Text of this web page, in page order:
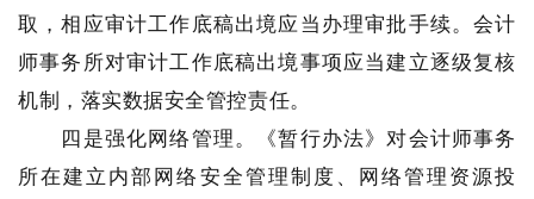
取，相应审计工作底稿出境应当办理审批手续。会计
师事务所对审计工作底稿出境事项应当建立逐级复核
机制，落实数据安全管控责任。
四是强化网络管理。《暂行办法》对会计师事务
所在建立内部网络安全管理制度、网络管理资源投